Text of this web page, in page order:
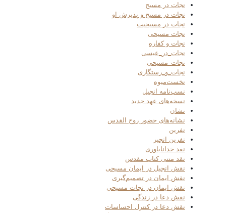
نجات در مسیح
نجات در مسیح و پذیرش او
نجات در مسیحیت
نجات مسیحی
نجات و کفاره
نجات_در_عیسی
نجات_مسیحی
نجات_و_رستگاری
نخست‌میوه
نسب‌نامه انجیل
نسخه‌های عهد جدید
نشان
نشانه‌های حضور روح القدس
نفرین
نفرین انجیر
نقد خداناباوری
نقد متنی کتاب مقدس
نقش انجیل در ایمان مسیحی
نقش ایمان در تصمیم‌گیری
نقش ایمان در نجات مسیحی
نقش دعا در زندگی
نقش دعا در کنترل احساسات